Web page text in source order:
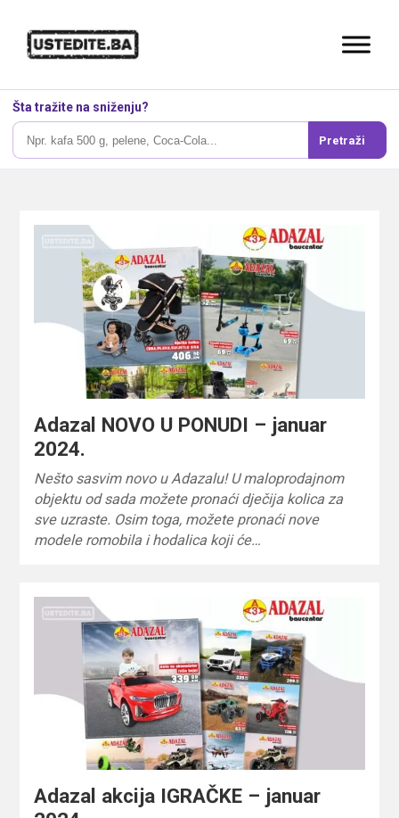
Šta tražite na sniženju?
Pretraži
Adazal NOVO U PONUDI – januar
2024.
Nešto sasvim novo u Adazalu! U maloprodajnom
objektu od sada možete pronaći dječija kolica za
sve uzraste. Osim toga, možete pronaći nove
modele romobila i hodalica koji će…
Adazal akcija IGRAČKE – januar